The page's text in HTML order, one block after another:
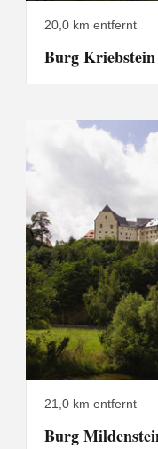
20,0 km entfernt
Burg Kriebstein
21,0 km entfernt
Burg